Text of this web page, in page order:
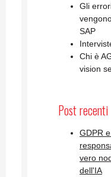
Gli
SAP
Chi è
vision
Post recenti
GDPR
vero
dell'IA